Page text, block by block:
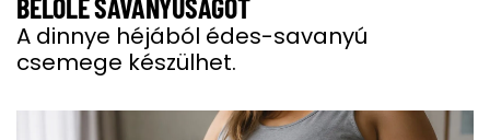
BELŐLE SAVANYÚSÁGOT
A dinnye héjából édes-savanyú
csemege készülhet.